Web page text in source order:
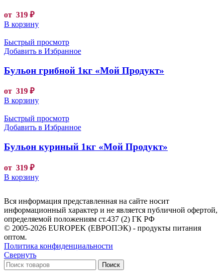
от 319 ₽
В корзину
Быстрый просмотр
Добавить в Избранное
Бульон грибной 1кг «Мой Продукт»
от 319 ₽
В корзину
Быстрый просмотр
Добавить в Избранное
Бульон куриный 1кг «Мой Продукт»
от 319 ₽
В корзину
Вся информация представленная на сайте носит
информационный характер и не является публичной офертой,
определяемой положениям ст.437 (2) ГК РФ
© 2005-2026 EUROPEK (ЕВРОПЭК) - продукты питания
оптом.
Политика конфиденциальности
Свернуть
Поиск